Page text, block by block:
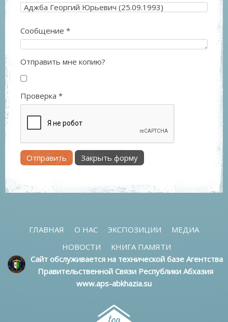
Сообщение *
Отправить мне копию?
Проверка *
Отправить Закрыть форму
ГЛАВНАЯ О НАС ЭКСПОЗИЦИИ
МЕДИА
НОВОСТИ
КНИГА ПАМЯТИ
Сайт обслуживается на технической базе Агентства
Правительственной Связи Республики Абхазия
www.aps-abkhazia.su